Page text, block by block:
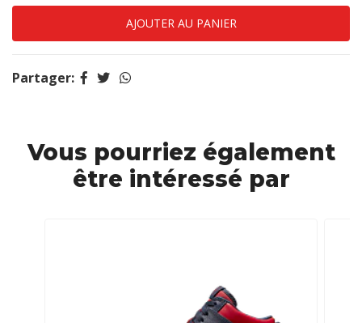
Partager:
Vous pourriez également
être intéressé par